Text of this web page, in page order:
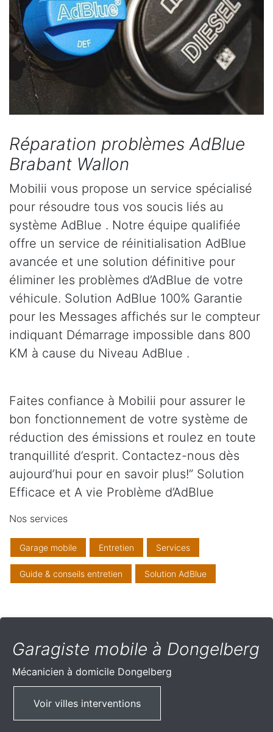
Réparation problèmes AdBlue
Brabant Wallon
Mobilii vous propose un service spécialisé
pour résoudre tous vos soucis liés au
système AdBlue . Notre équipe qualifiée
offre un service de réinitialisation AdBlue
avancée et une solution définitive pour
éliminer les problèmes d’AdBlue de votre
véhicule. Solution AdBlue 100% Garantie
pour les Messages affichés sur le compteur
indiquant Démarrage impossible dans 800
KM à cause du Niveau AdBlue .
Faites confiance à Mobilii pour assurer le
bon fonctionnement de votre système de
réduction des émissions et roulez en toute
tranquillité d’esprit. Contactez-nous dès
aujourd’hui pour en savoir plus!” Solution
Efficace et A vie Problème d’AdBlue
Nos services
Garage mobile Entretien Services
Guide & conseils entretien Solution AdBlue
Garagiste mobile à Dongelberg
Mécanicien à domicile Dongelberg
Voir villes interventions